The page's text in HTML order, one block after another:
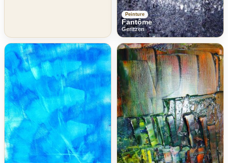
Peinture
Fantôme
Geritzen